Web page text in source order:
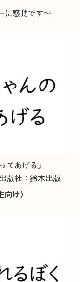
に感動です～
てあげる』
版社：鈴木出版
け）